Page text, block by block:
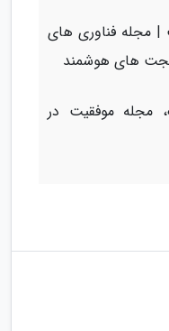
مجله فناوری های
کجت های هوشمند
مجله موفقیت در